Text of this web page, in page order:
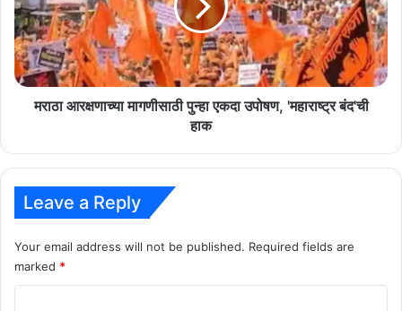
एकदा
उपोषण,
'महाराष्ट्र
बंद'ची
हाक
मराठा आरक्षणाच्या मागणीसाठी पुन्हा एकदा उपोषण, 'महाराष्ट्र बंद'ची
हाक
Leave a Reply
Your email address will not be published. Required fields are
marked *